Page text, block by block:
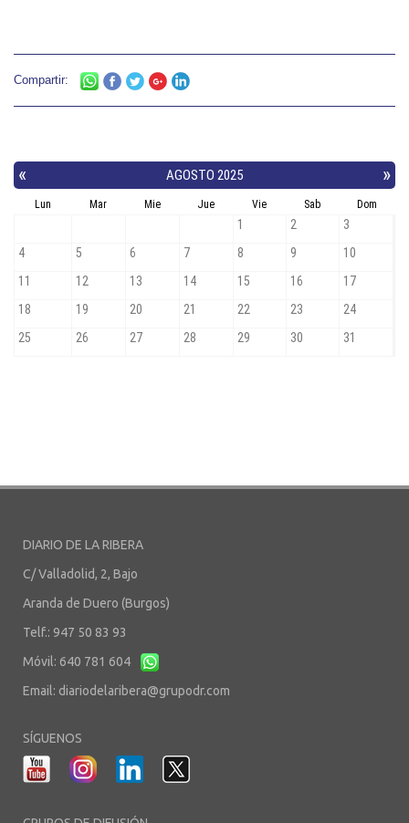
Compartir:
DIARIO DE LA RIBERA
C/ Valladolid, 2, Bajo
Aranda de Duero (Burgos)
Telf.: 947 50 83 93
Móvil: 640 781 604
Email: diariodelaribera@grupodr.com
SÍGUENOS